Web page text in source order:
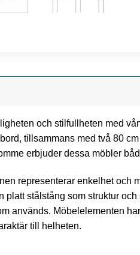
och stilfullheten med
tillsammans med två 80
erbjuder dessa möbler
representerar enkelhet och
platt stålstång som struktur
används. Möbelelementen
till helheten.